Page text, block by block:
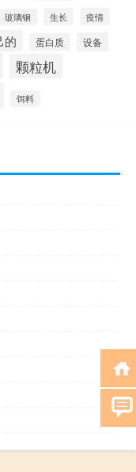
玻璃钢 生长 疫情
的 蛋白质 设备
颗粒机
饵料